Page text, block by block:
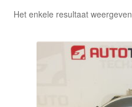
Het enkele resultaat weergeven